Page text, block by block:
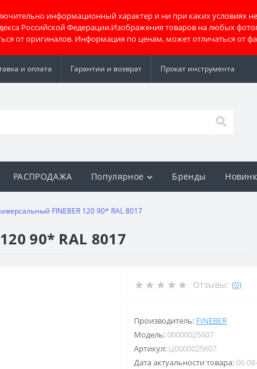
информационный характер и ни при каких условиях
Российской Федерации.Изображения товаров на любых
от оригиналов. Информация по ценам, может отличаться от
и оплата Гарантии и возврат Прокат инструмента
РАСПРОДАЖА Популярное Бренды
FINEBER 120 90* RAL 8017
90* RAL 8017
Отзывы: (0)
Производитель: FINEBER
Модель:00000025607
Артикул: Ц0000025607
Дата актуальности товара:06-